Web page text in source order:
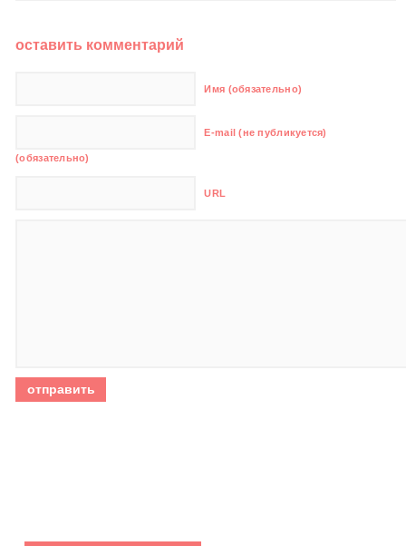
оставить комментарий
Имя (обязательно)
E-mail (не публикуется)
(обязательно)
URL